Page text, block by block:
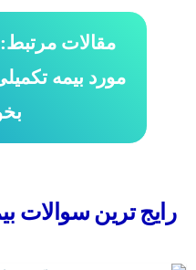
مقالات
مورد بیمه
رایج ترین سوالات